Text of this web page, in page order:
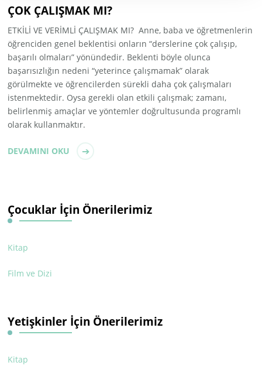
ÇOK ÇALIŞMAK MI?
ETKİLİ VE VERİMLİ ÇALIŞMAK MI? Anne, baba ve öğretmenlerin
öğrenciden genel beklentisi onların “derslerine çok çalışıp,
başarılı olmaları” yönündedir. Beklenti böyle olunca
başarısızlığın nedeni “yeterince çalışmamak” olarak
görülmekte ve öğrencilerden sürekli daha çok çalışmaları
istenmektedir. Oysa gerekli olan etkili çalışmak; zamanı,
belirlenmiş amaçlar ve yöntemler doğrultusunda programlı
olarak kullanmaktır.
DEVAMINI OKU
Çocuklar İçin Önerilerimiz
Kitap
Film ve Dizi
Yetişkinler İçin Önerilerimiz
Kitap